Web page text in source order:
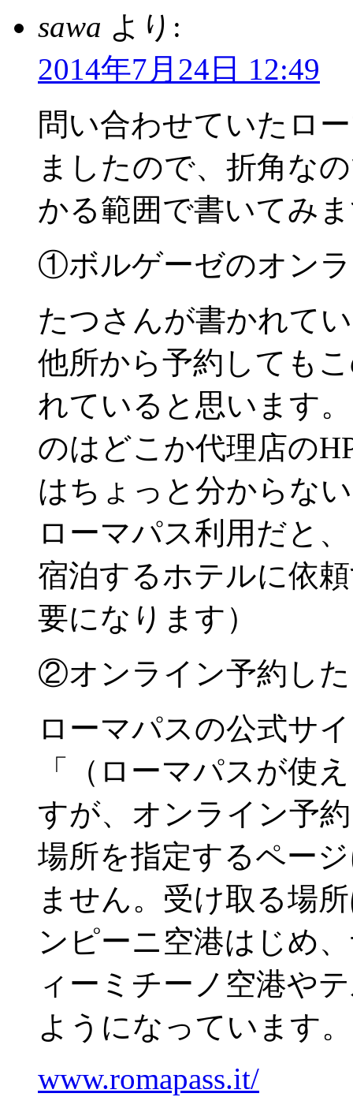
sawa より:
2014年7月24日 12:49
問い合わせていたロ
ましたので、折角な
かる範囲で書いてみ
①ボルゲーゼのオン
たつさんが書かれて
他所から予約しても
れていると思います
のはどこか代理店の
はちょっと分からな
ローマパス利用だと
宿泊するホテルに依
要になります）
②オンライン予約し
ローマパスの公式サ
「（ローマパスが使
すが、オンライン予
場所を指定するペー
ません。受け取る場
ンピーニ空港はじめ
ィーミチーノ空港や
ようになっています。
www.romapass.it/